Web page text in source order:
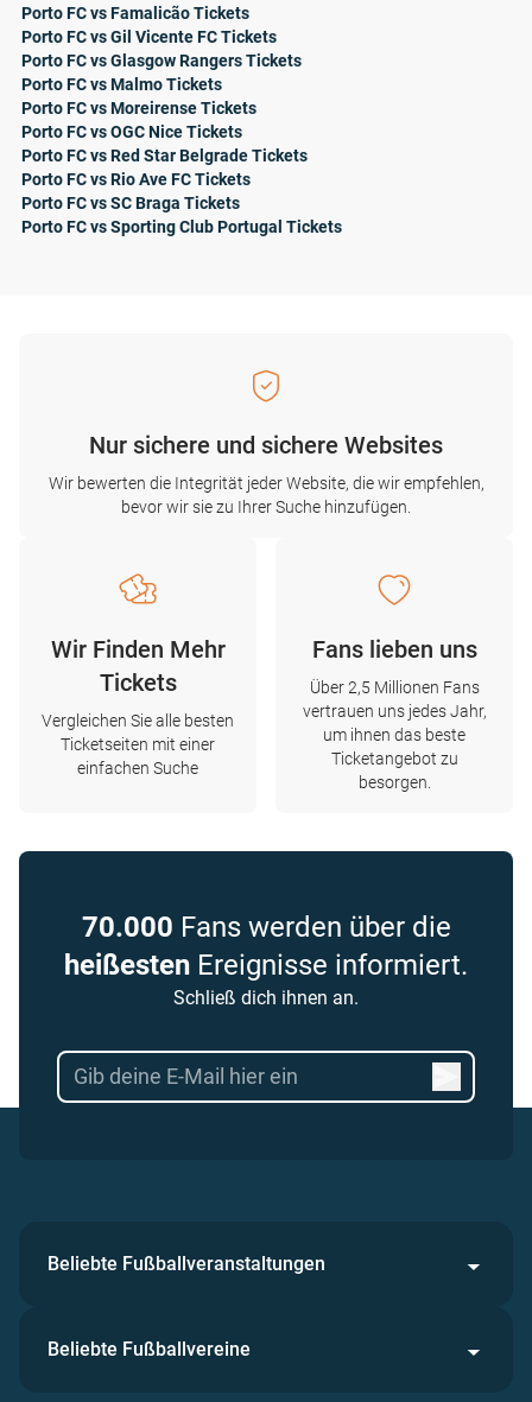
Porto FC vs Famalicão Tickets
Porto FC vs Gil Vicente FC Tickets
Porto FC vs Glasgow Rangers Tickets
Porto FC vs Malmo Tickets
Porto FC vs Moreirense Tickets
Porto FC vs OGC Nice Tickets
Porto FC vs Red Star Belgrade Tickets
Porto FC vs Rio Ave FC Tickets
Porto FC vs SC Braga Tickets
Porto FC vs Sporting Club Portugal Tickets
Nur sichere und sichere Websites
Wir bewerten die Integrität jeder Website, die wir empfehlen,
bevor wir sie zu Ihrer Suche hinzufügen.
Wir Finden Mehr
Tickets
Vergleichen Sie alle besten
Ticketseiten mit einer
einfachen Suche
Fans lieben uns
Über 2,5 Millionen Fans
vertrauen uns jedes Jahr,
um ihnen das beste
Ticketangebot zu
besorgen.
70.000 Fans werden über die
heißesten Ereignisse informiert.
Schließ dich ihnen an.
Beliebte Fußballveranstaltungen
Beliebte Fußballvereine